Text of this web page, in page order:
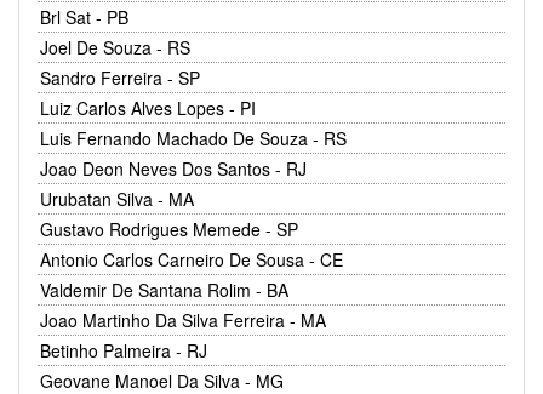
Brl Sat - PB
Joel De Souza - RS
Sandro Ferreira - SP
Luiz Carlos Alves Lopes - PI
Luis Fernando Machado De Souza - RS
Joao Deon Neves Dos Santos - RJ
Urubatan Silva - MA
Gustavo Rodrigues Memede - SP
Antonio Carlos Carneiro De Sousa - CE
Valdemir De Santana Rolim - BA
Joao Martinho Da Silva Ferreira - MA
Betinho Palmeira - RJ
Geovane Manoel Da Silva - MG